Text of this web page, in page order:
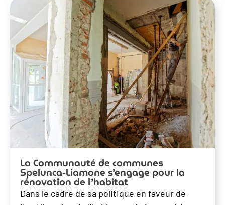
La Communauté de communes
Spelunca-Liamone s’engage pour la
rénovation de l’habitat
Dans le cadre de sa politique en faveur de